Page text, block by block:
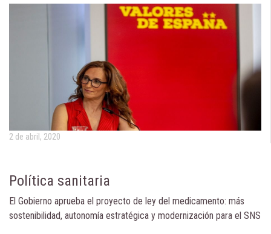
2 de abril, 2020
Política sanitaria
El Gobierno aprueba el proyecto de ley del medicamento: más
sostenibilidad, autonomía estratégica y modernización para el SNS